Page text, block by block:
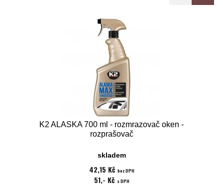
K2 ALASKA 700 ml - rozmrazovač oken -
rozprašovač
skladem
42,15 Kč bez DPH
51,- Kč s DPH